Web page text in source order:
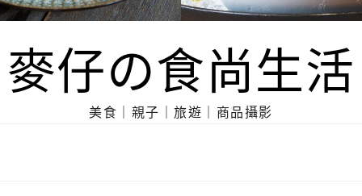
麥仔の食尚生活
美食｜親子｜旅遊｜商品攝影